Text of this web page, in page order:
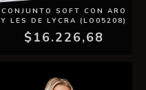
CONJUNTO SOFT CON ARO
Y LES DE LYCRA (LO05208)
$16.226,68